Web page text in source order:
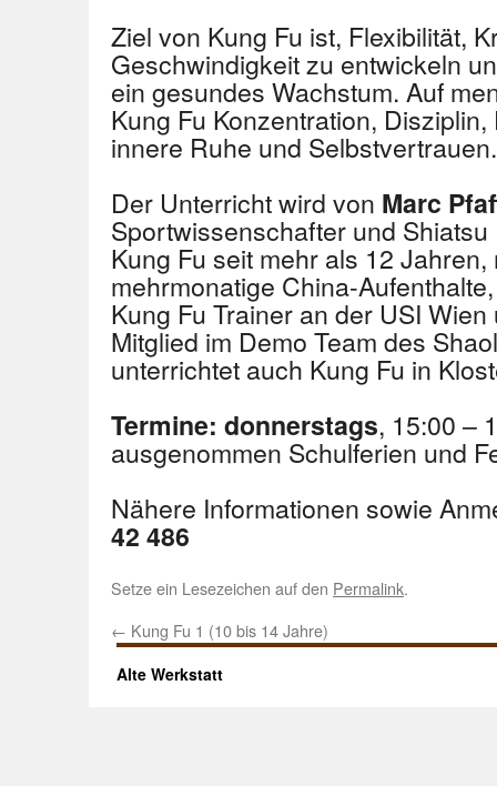
Ziel von Kung Fu ist, Flexibilität,
Geschwindigkeit zu entwickeln
ein gesundes Wachstum. Auf
Kung Fu Konzentration,
innere Ruhe und Selbstvertrauen.
Der Unterricht wird von Marc
Sportwissenschafter und
Kung Fu seit mehr als 12
mehrmonatige China-
Kung Fu Trainer an der USI
Mitglied im Demo Team des
unterrichtet auch Kung Fu in
Termine: donnerstags, 15:00 –
ausgenommen Schulferien und
Nähere Informationen sowie
42 486
Setze ein Lesezeichen auf den Permalink.
← Kung Fu 1 (10 bis 14 Jahre)
Alte Werkstatt